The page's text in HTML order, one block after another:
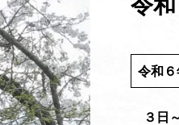
令和
３日